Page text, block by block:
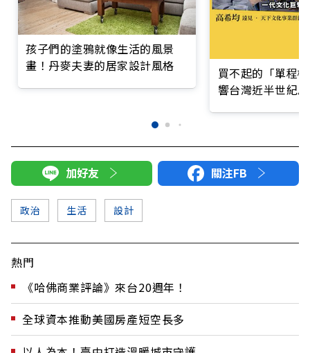
孩子們的塗鴉就像生活的風景
畫！丹麥夫妻的居家設計風格
買不起的「單程
響台灣近半世紀
加好友 關注FB
政治 生活 設計
熱門
《哈佛商業評論》來台20週年！
全球資本推動美國房產短空長多